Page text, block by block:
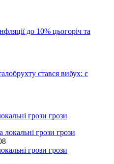
до 10% цьогоріч та
стався вибух: є
грози грози
грози грози